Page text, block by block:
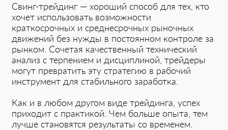
Свинг-трейдинг — хороший способ для тех, кто
хочет использовать возможности
краткосрочных и среднесрочных рыночных
движений без нужды͏ в постоянном контроле за
рынком. Сочетая͏ качественный технический
анализ с тер͏пением͏ и дисциплиной, трейдеры
могут превратить эту стратегию в рабочий
инструмент для стабильного заработка.
Как и в любом другом ͏виде трейдинга, усп͏ех
приходит ͏с практикой. Чем больше опыта, тем
лучше становятся результаты со временем.